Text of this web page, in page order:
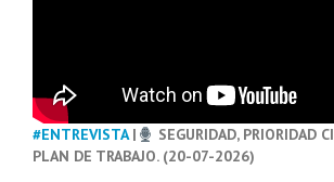
#ENTREVISTA|
SEGURIDAD, PRIORIDAD
PLAN DE TRABAJO. (20-07-2026)